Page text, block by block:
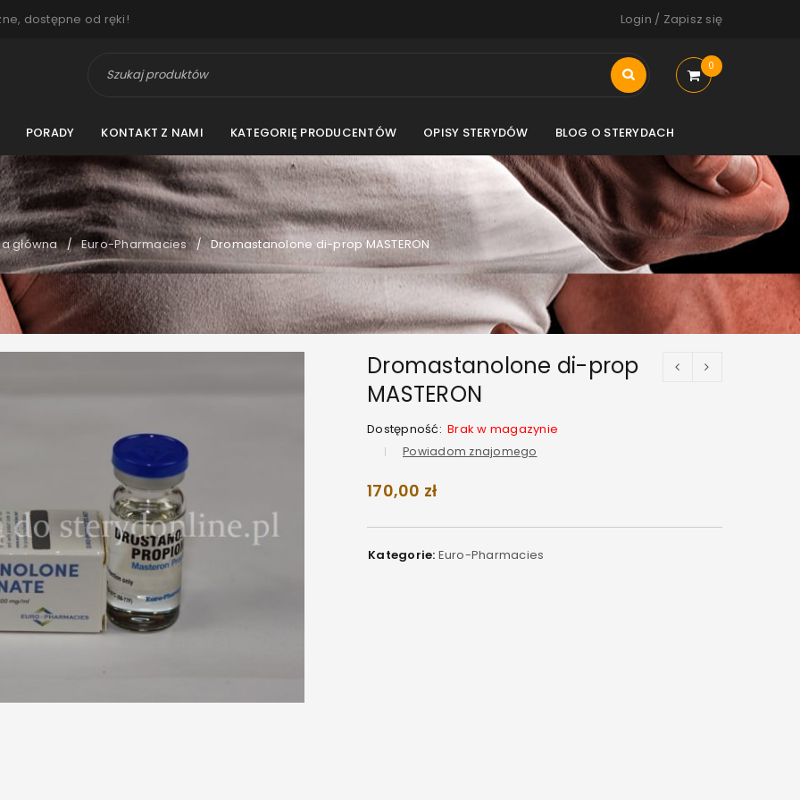
dostępne od ręki! Login / Zapisz się
0
PORADY KONTAKT Z NAMI KATEGORIĘ PRODUCENTÓW OPISY STERYDÓW BLOG O STERYDACH
główna / Euro-Pharmacies / Dromastanolone di-prop MASTERON
Dromastanolone di-prop
MASTERON
Dostępność: Brak w magazynie
Powiadom znajomego
170,00 zł
Kategorie: Euro-Pharmacies